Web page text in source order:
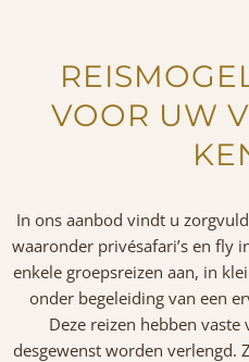
VOOR UW
In ons aanbod vindt u
waaronder privésafari’s en fly
enkele groepsreizen aan, in
onder begeleiding van een
Deze reizen hebben
desgewenst worden verlengd.